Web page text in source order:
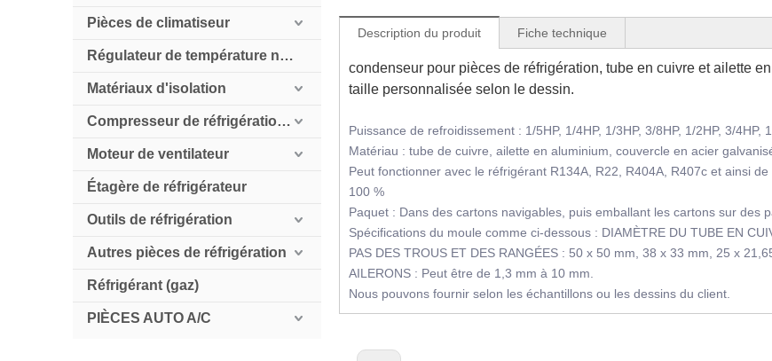
Pièces de climatiseur
Régulateur de température numérique
Matériaux d'isolation
Compresseur de réfrigération HollySnow
Moteur de ventilateur
Étagère de réfrigérateur
Outils de réfrigération
Autres pièces de réfrigération
Réfrigérant (gaz)
PIÈCES AUTO A/C
Description du produit Fiche technique
condenseur pour pièces de réfrigération, tube en cuivre et ailette
taille personnalisée selon le dessin.
Puissance de refroidissement : 1/5HP, 1/4HP, 1/3HP, 3/8HP, 1/2HP, 3/4HP,
Matériau : tube de cuivre, ailette en aluminium, couvercle en acier
Peut fonctionner avec le réfrigérant R134A, R22, R404A, R407c et ainsi
100 %
Paquet : Dans des cartons navigables, puis emballant les cartons sur des
Spécifications du moule comme ci-dessous : DIAMÈTRE DU TUBE EN
PAS DES TROUS ET DES RANGÉES : 50 x 50 mm, 38 x 33 mm, 25 x
AILERONS : Peut être de 1,3 mm à 10 mm.
Nous pouvons fournir selon les échantillons ou les dessins du client.